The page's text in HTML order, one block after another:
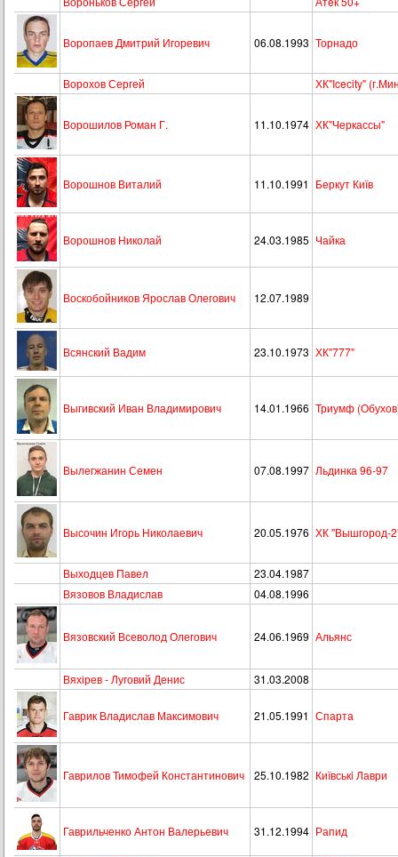
Воропаев Дмитрий Игоревич 06.08.1993 Торнадо
Ворохов Сергей ХК"Iceсity"
Ворошилов Роман Г. 11.10.1974 ХК"Черкассы"
Ворошнов Виталий 11.10.1991 Беркут Київ
Ворошнов Николай 24.03.1985 Чайка
Воскобойников Ярослав Олегович 12.07.1989
Всянский Вадим 23.10.1973 ХК"777"
Выгивский Иван Владимирович 14.01.1966 Триумф
Вылегжанин Семен 07.08.1997 Льдинка 96-97
Высочин Игорь Николаевич 20.05.1976 ХК "Вышгород-
Выходцев Павел
23.04.1987
Вязовов Владислав
04.08.1996
Вязовский Всеволод Олегович 24.06.1969 Альянс
Вяхірев - Луговий Денис 31.03.2008
Гаврик Владислав Максимович 21.05.1991 Спарта
Гаврилов Тимофей Константинович 25.10.1982 Київськi Лаври
Гаврильченко Антон Валерьевич 31.12.1994 Рапид